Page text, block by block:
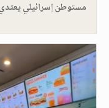
مستوطن إسرائيلي